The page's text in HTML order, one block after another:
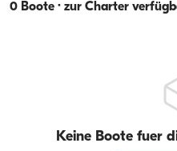
0 Boote · zur Charter
Keine Boote fuer